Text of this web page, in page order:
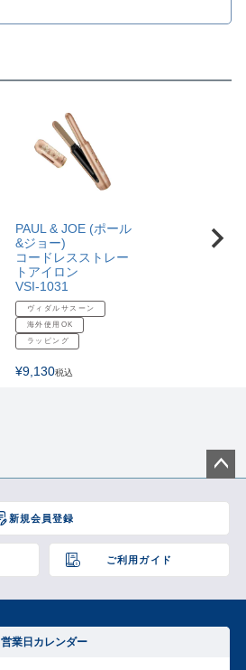
PAUL & JOE (ポール
&ジョー)
コードレスストレー
トアイロン
VSI-1031
ヴィダルサスーン
海外使用OK
ラッピング
¥9,130税込
新規会員登録
ご利用ガイド
ジト
へ
営業日カレンダー